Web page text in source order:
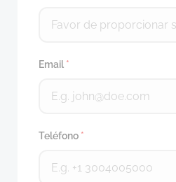
Email *
Teléfono *